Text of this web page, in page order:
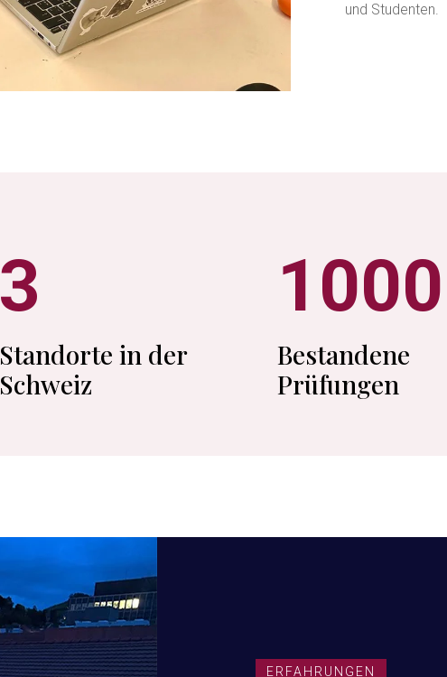
und Studenten.
3
Standorte in der
Schweiz
1000
Bestandene
Prüfungen
ERFAHRUNGEN